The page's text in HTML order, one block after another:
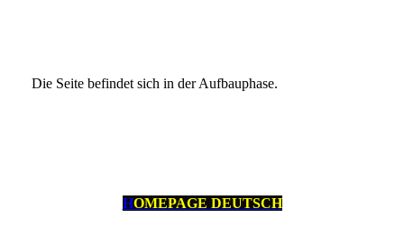
Die Seite befindet sich in der Aufbauphase.
HOMEPAGE DEUTSCH